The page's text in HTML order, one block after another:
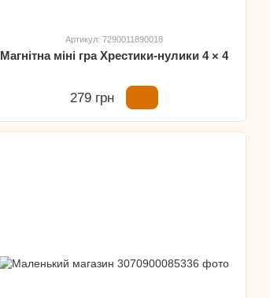
Артикул: 7290011890018
Магнітна міні гра Хрестики-нулики 4 × 4
279 грн